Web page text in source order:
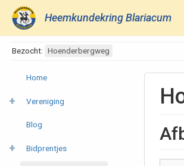
Heemkundekring Blariacum
Bezocht: Hoenderbergweg
Home
Vereniging
Blog
Bidprentjes